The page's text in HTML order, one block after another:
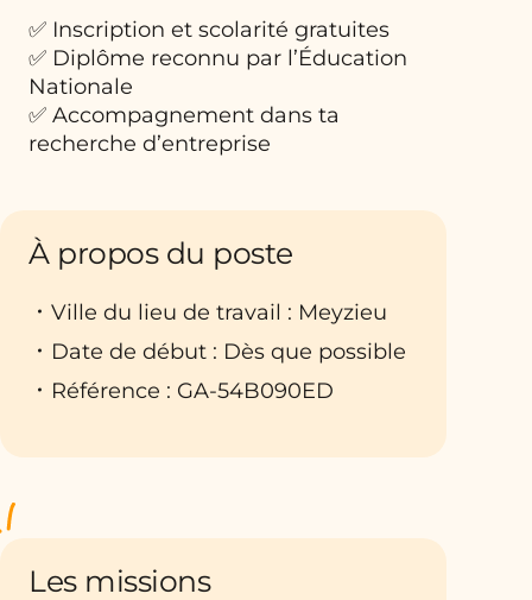
✅ Inscription et scolarité gratuites
✅ Diplôme reconnu par l’Éducation
Nationale
✅ Accompagnement dans ta
recherche d’entreprise
À propos du poste
Ville du lieu de travail : Meyzieu
Date de début : Dès que possible
Référence : GA-54B090ED
Les missions